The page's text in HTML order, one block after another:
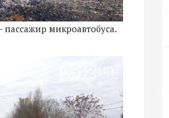
микроавтобуса.